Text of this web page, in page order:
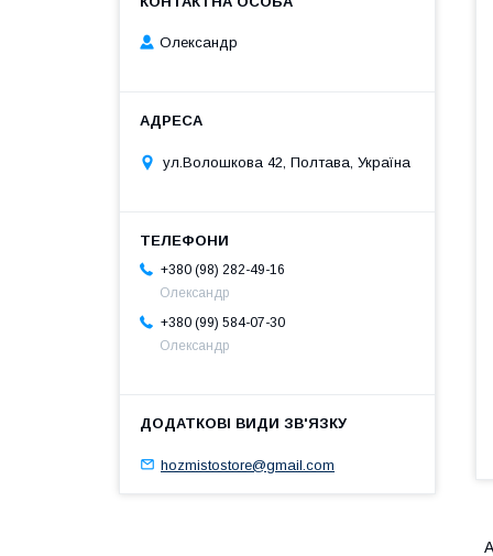
Олександр
ул.Волошкова 42, Полтава, Україна
+380 (98) 282-49-16
Олександр
+380 (99) 584-07-30
Олександр
hozmistostore@gmail.com